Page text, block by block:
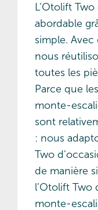
L’Otolift
abordable
simple.
nous
toutes les
Parce que
monte-
sont
: nous
Two
de manière
l’Otolift Two
monte-